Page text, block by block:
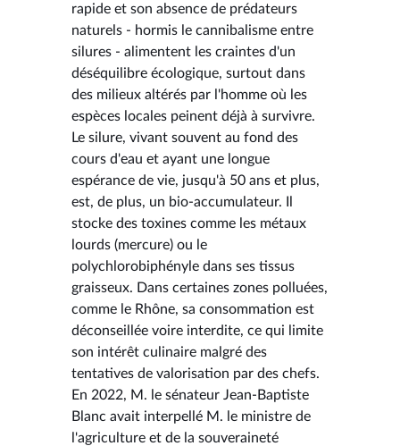
rapide et son absence de prédateurs
naturels - hormis le cannibalisme entre
silures - alimentent les craintes d'un
déséquilibre écologique, surtout dans
des milieux altérés par l'homme où les
espèces locales peinent déjà à survivre.
Le silure, vivant souvent au fond des
cours d'eau et ayant une longue
espérance de vie, jusqu'à 50 ans et plus,
est, de plus, un bio-accumulateur. Il
stocke des toxines comme les métaux
lourds (mercure) ou le
polychlorobiphényle dans ses tissus
graisseux. Dans certaines zones polluées,
comme le Rhône, sa consommation est
déconseillée voire interdite, ce qui limite
son intérêt culinaire malgré des
tentatives de valorisation par des chefs.
En 2022, M. le sénateur Jean-Baptiste
Blanc avait interpellé M. le ministre de
l'agriculture et de la souveraineté